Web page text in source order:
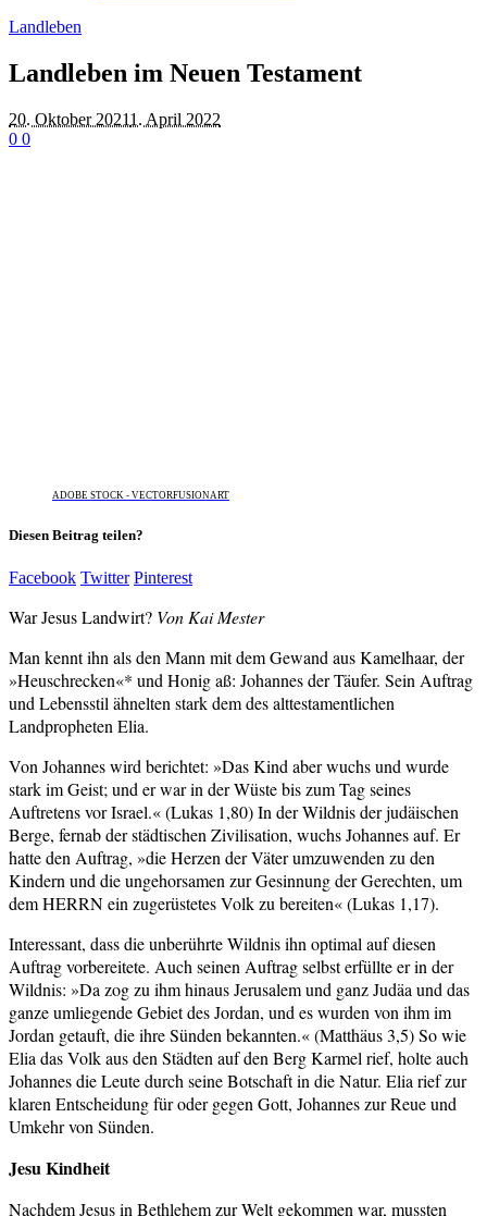
Landleben
Landleben im Neuen Testament
20. Oktober 20211. April 2022
0 0
ADOBE STOCK - VECTORFUSIONART
Diesen Beitrag teilen?
Facebook Twitter Pinterest
War Jesus Landwirt? Von Kai Mester
Man kennt ihn als den Mann mit dem Gewand aus Kamelhaar, der
»Heuschrecken«* und Honig aß: Johannes der Täufer. Sein Auftrag
und Lebensstil ähnelten stark dem des alttestamentlichen
Landpropheten Elia.
Von Johannes wird berichtet: »Das Kind aber wuchs und wurde
stark im Geist; und er war in der Wüste bis zum Tag seines
Auftretens vor Israel.« (Lukas 1,80) In der Wildnis der judäischen
Berge, fernab der städtischen Zivilisation, wuchs Johannes auf. Er
hatte den Auftrag, »die Herzen der Väter umzuwenden zu den
Kindern und die ungehorsamen zur Gesinnung der Gerechten, um
dem HERRN ein zugerüstetes Volk zu bereiten« (Lukas 1,17).
Interessant, dass die unberührte Wildnis ihn optimal auf diesen
Auftrag vorbereitete. Auch seinen Auftrag selbst erfüllte er in der
Wildnis: »Da zog zu ihm hinaus Jerusalem und ganz Judäa und das
ganze umliegende Gebiet des Jordan, und es wurden von ihm im
Jordan getauft, die ihre Sünden bekannten.« (Matthäus 3,5) So wie
Elia das Volk aus den Städten auf den Berg Karmel rief, holte auch
Johannes die Leute durch seine Botschaft in die Natur. Elia rief zur
klaren Entscheidung für oder gegen Gott, Johannes zur Reue und
Umkehr von Sünden.
Jesu Kindheit
Nachdem Jesus in Bethlehem zur Welt gekommen war, mussten